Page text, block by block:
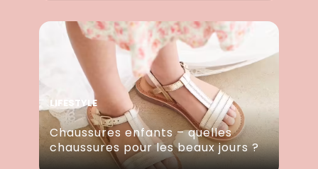
LIFESTYLE
Chaussures enfants – quelles
chaussures pour les beaux jours ?